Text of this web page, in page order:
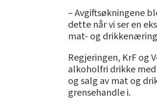
– Avgiftsøkningene
dette når vi ser en
mat- og
Regjeringen, KrF og
alkoholfri drikke
og salg av mat og
grensehandle i.